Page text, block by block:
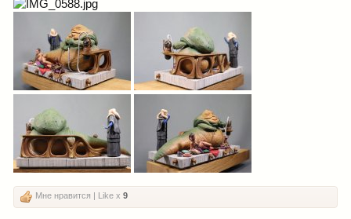
Мне нравится | Like x 9